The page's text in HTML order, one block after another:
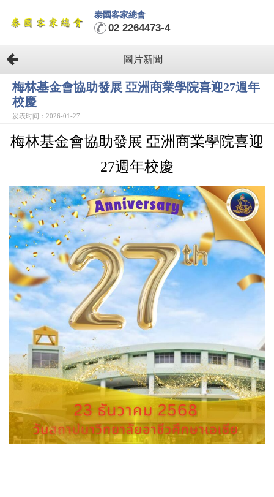
泰國客家總會
02 2264473-4
圖片新聞
梅林基金會協助發展 亞洲商業學院喜迎27週年
校慶
发表时间：2026-01-27
梅林基金會協助發展 亞洲商業學院喜迎
27週年校慶